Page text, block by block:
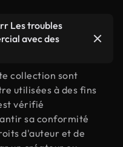
Les troubles
avec des
collection sont
utilisées à des fins
vérifié
sa conformité
d'auteur et de